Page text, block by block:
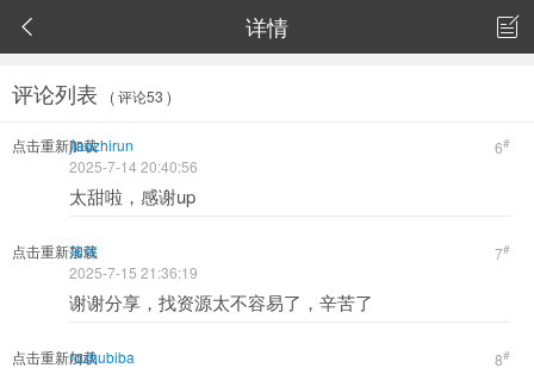
 详情 
评论列表 ( 评论53 )
点击重新加载 6#
jiaozhirun
2025-7-14 20:40:56
太甜啦，感谢up
点击重新加载 7#
落涔
2025-7-15 21:36:19
谢谢分享，找资源太不容易了，辛苦了
点击重新加载 8#
rqzhubiba